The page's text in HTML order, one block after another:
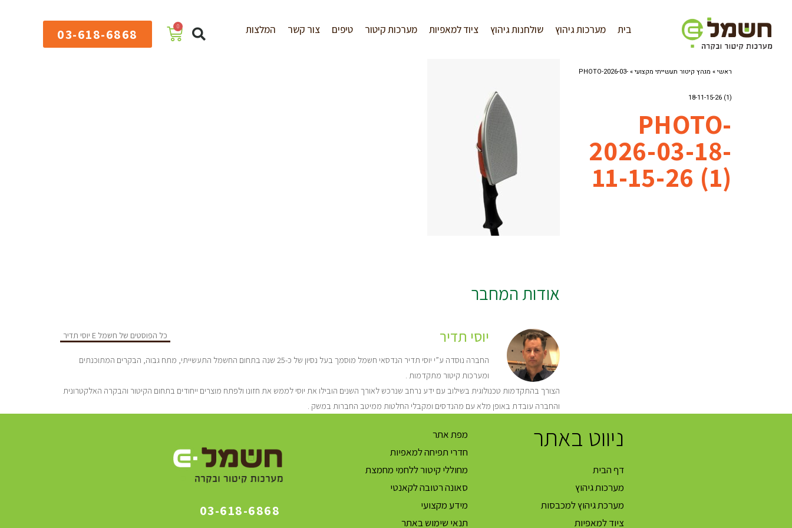
בית
מערכות גיהוץ שולחנות גיהוץ ציוד למאפיות מערכות קיטור טיפים צור קשר המלצות 0
03-618-6868
ראשי» מגהץ קיטור תעשייתי מקצועי»
PHOTO-2026-03-
18-11-15-26 (1)
PHOTO-
2026-03-18-
11-15-26 (1)
אודות המחבר
יוסי תדיר כל הפוסטים של חשמל E יוסי תדיר
החברה נוסדה ע”י יוסי תדיר הנדסאי חשמל מוסמך בעל נסיון של כ-25 שנה בתחום החשמל התעשייתי, מתח גבוה, הבקרים המתוכנתים
ומערכות קיטור מתקדמות .
הצורך בהתקדמות טכנולוגית בשילוב עם ידע נרחב שנרכש לאורך השנים הובילו את יוסי לממש את חזונו ולפתח מוצרים ייחודים בתחום הקיטור והבקרה האלקטרונית
והחברה עובדת באופן מלא עם מהנדסים ומקבלי החלטות ממיטב החברות במשק .
ניווט באתר
דף הבית
מערכות גיהוץ
מערכת גיהוץ למכבסות
ציוד למאפיות
מפת אתר
חדרי תפיחה למאפיות
מחוללי קיטור ללחמי מחמצת
סאונה רטובה לקאנטי
מידע מקצועי
תנאי שימוש באתר
03-618-6868